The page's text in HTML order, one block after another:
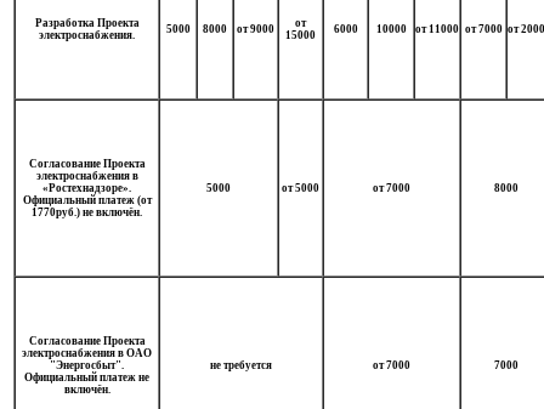
Разработка Проекта
электроснабжения.
5000 8000 от 9000
от
15000
6000 10000 от 11000 от 7000 от
Согласование Проекта
электроснабжения в
«Ростехнадзоре».
Официальный платеж (от
1770руб.) не включён.
5000 от 5000 от 7000 8000
Согласование Проекта
электроснабжения в ОАО
"Энергосбыт".
Официальный платеж не
включён.
не требуется от 7000 7000